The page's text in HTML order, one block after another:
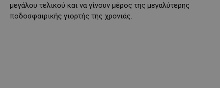
μεγάλου τελικού και να γίνουν μέρος της μεγαλύτερης
ποδοσφαιρικής γιορτής της χρονιάς.